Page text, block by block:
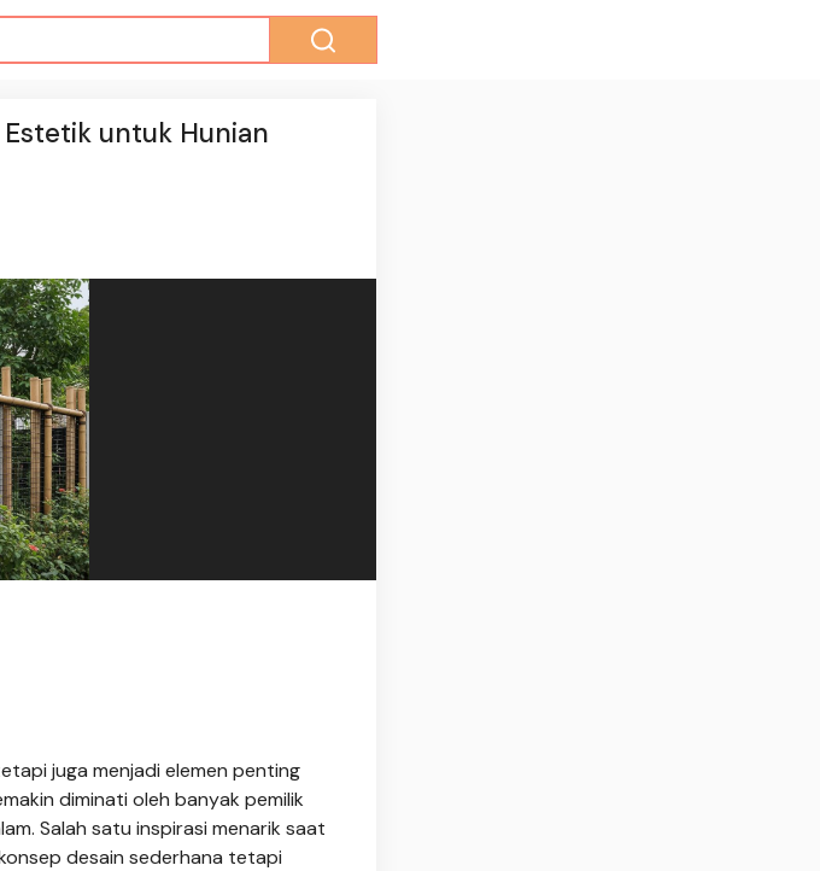
untuk Hunian
juga menjadi elemen penting
diminati oleh banyak pemilik
Salah satu inspirasi menarik saat
desain sederhana tetapi